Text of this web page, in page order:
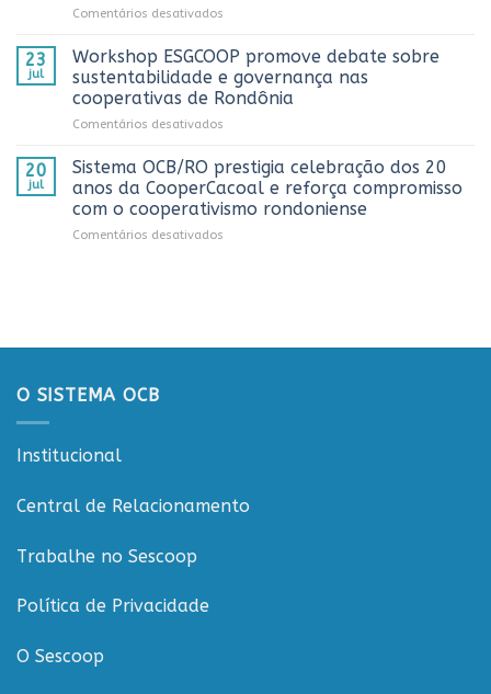
Caminhoneiro
promovida
pela
Cooperativa
Vilhena
Comentários desativados
OCB/RO
recebe
representantes
do
apresentação
Rondônia
23
jul
Workshop ESGCOOP promove debate sobre
sustentabilidade e governança nas
cooperativas de Rondônia
Comentários desativados
ESGCOOP
promove
debate
sobre
Rondônia
20
jul
Sistema OCB/RO prestigia celebração dos 20
anos da CooperCacoal e reforça compromisso
com o cooperativismo rondoniense
Comentários desativados
20
cooperativismo
O SISTEMA OCB
Institucional
Central de Relacionamento
Trabalhe no Sescoop
Política de Privacidade
O Sescoop